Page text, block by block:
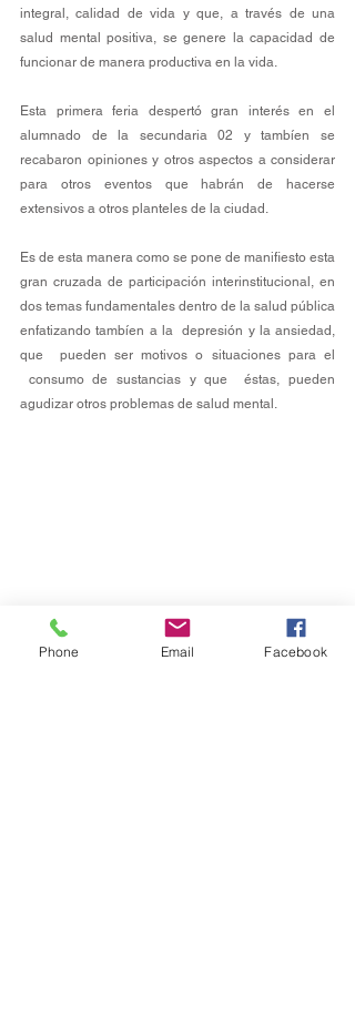
integral, calidad de vida y que, a través de una
salud mental positiva, se genere la capacidad de
funcionar de manera productiva en la vida.
Esta primera feria despertó gran interés en el
alumnado de la secundaria 02 y tambíen se
recabaron opiniones y otros aspectos a considerar
para otros eventos que habrán de hacerse
extensivos a otros planteles de la ciudad.
Es de esta manera como se pone de manifiesto esta
gran cruzada de participación interinstitucional, en
dos temas fundamentales dentro de la salud pública
enfatizando tambíen a la  depresión y la ansiedad,
que  pueden ser motivos o situaciones para el
consumo de sustancias y que  éstas, pueden
agudizar otros problemas de salud mental.
Municipios
Phone Email Facebook